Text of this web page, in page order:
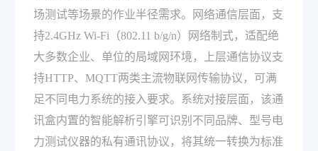
场测试等场景的作业半径需求。网络通信层面，支
持2.4GHz Wi-Fi（802.11 b/g/n）网络制式，适配绝
大多数企业、单位的局域网环境，上层通信协议支
持HTTP、MQTT两类主流物联网传输协议，可满
足不同电力系统的接入要求。系统对接层面，该通
讯盒内置的智能解析引擎可识别不同品牌、型号电
力测试仪器的私有通讯协议，将其统一转换为标准